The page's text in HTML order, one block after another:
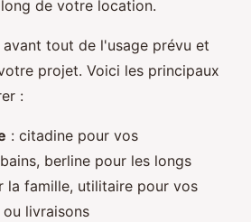
de votre location.
tout de l'usage prévu et
projet. Voici les principaux
:
: citadine pour vos
berline pour les longs
la famille, utilitaire pour vos
livraisons